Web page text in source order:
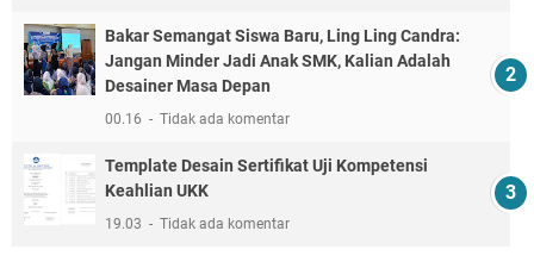
Bakar Semangat Siswa Baru, Ling Ling Candra:
Jangan Minder Jadi Anak SMK, Kalian Adalah
Desainer Masa Depan
00.16 Tidak ada komentar
Template Desain Sertifikat Uji Kompetensi
Keahlian UKK
19.03 Tidak ada komentar